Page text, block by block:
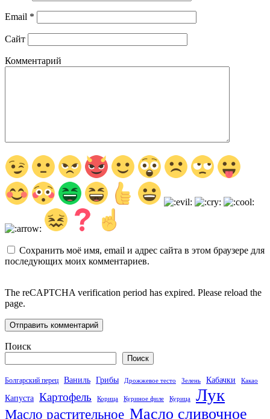
Email *
Сайт
Комментарий
Сохранить моё имя, email и адрес сайта в этом браузере для
последующих моих комментариев.
The reCAPTCHA verification period has expired. Please reload the
page.
Поиск
Поиск
Болгарский перец Ваниль Грибы Дрожжевое тесто Зелень Кабачки Какао
Капуста Картофель Корица Куриное филе Курица Лук
Масло растительное Масло сливочное